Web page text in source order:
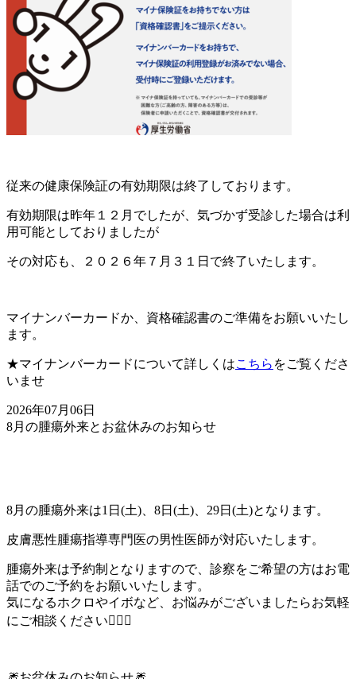
従来の健康保険証の有効期限は終了しております。
有効期限は昨年１２月でしたが、気づかず受診した場合は利
用可能としておりましたが
その対応も、２０２６年７月３１日で終了いたします。
マイナンバーカードか、資格確認書のご準備をお願いいたし
ます。
★マイナンバーカードについて詳しくはこちら をご覧くださ
いませ
2026年07月06日
8月の腫瘍外来とお盆休みのお知らせ
8月の腫瘍外来は1日(土)、8日(土)、29日(土)となります。
皮膚悪性腫瘍指導専門医の男性医師が対応いたします。
腫瘍外来は予約制となりますので、診察をご希望の方はお電
話でのご予約をお願いいたします。
気になるホクロやイボなど、お悩みがございましたらお気軽
にご相談ください👩🏻‍⚕️